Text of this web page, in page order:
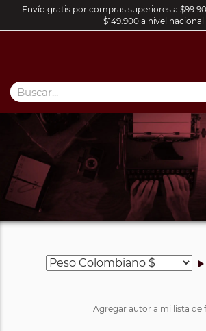
Envío gratis por compras superiores a
$149.900 a nivel nacional
Agregar autor a mi lista de